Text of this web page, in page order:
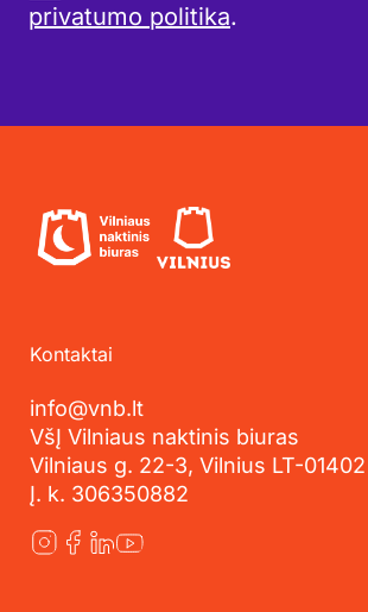
privatumo politika.
Kontaktai
info@vnb.lt
VšĮ Vilniaus naktinis biuras
Vilniaus g. 22-3, Vilnius LT-01402
Į. k. 306350882